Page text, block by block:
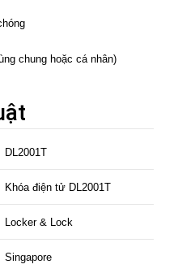
chung hoặc cá nhân)
DL2001T
Khóa điện tử DL2001T
Locker & Lock
Singapore